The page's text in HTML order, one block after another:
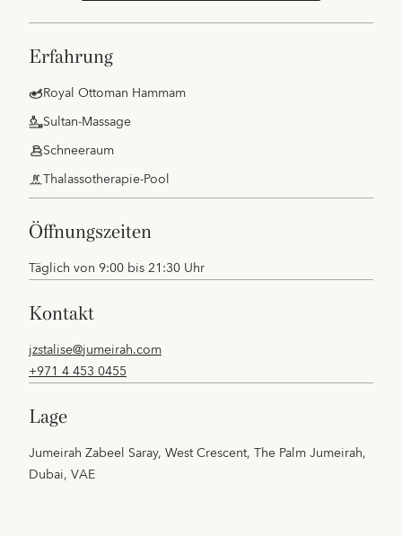
erfahrung
Royal Ottoman Hammam
Sultan-Massage
Schneeraum
Thalassotherapie-Pool
öffnungszeiten
Täglich von 9:00 bis 21:30 Uhr
kontakt
jzstalise@jumeirah.com
+971 4 453 0455
lage
Jumeirah Zabeel Saray, West Crescent, The Palm Jumeirah,
Dubai, VAE